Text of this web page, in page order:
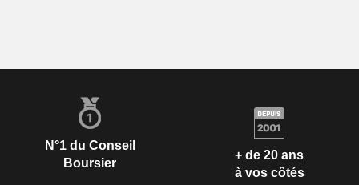
N°1 du Conseil
Boursier
+ de 20 ans
à vos côtés